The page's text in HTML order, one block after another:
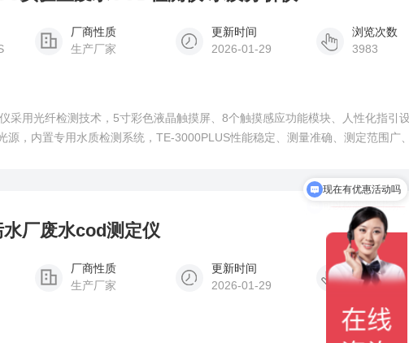
厂商性质
生产厂家
更新时间
2026-01-29
浏览次数
3983
采用光纤检测技术，5寸彩色液晶触摸屏、8个触摸感应功能模块、人性化指引
源，内置专用水质检测系统，TE-3000PLUS性能稳定、测量准确、测定范围广
厂废水cod测定仪
厂商性质
生产厂家
更新时间
2026-01-29
浏览次数
4466
可以检测哪些指标